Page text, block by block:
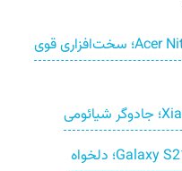
بررسی لپ‌تاپ گیمینگ Acer Nitro 5؛ سخت‌افزاری قوی
بررسی گوشی هوشمند Galaxy S21 FE؛ دلخواه